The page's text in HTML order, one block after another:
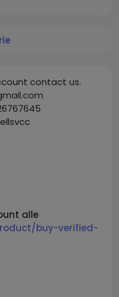
contact us.
alle
buy-verified-